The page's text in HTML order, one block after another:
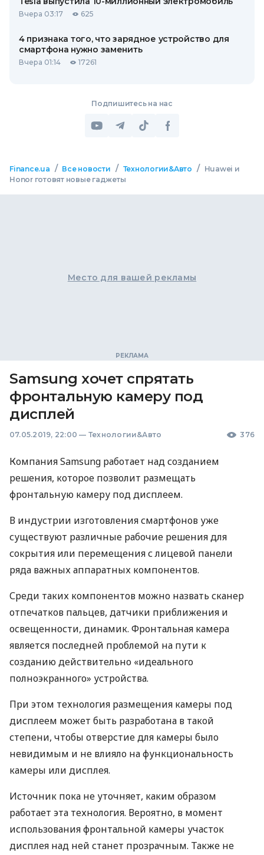
Вчера 03:17 625
4 признака того, что зарядное устройство для
смартфона нужно заменить
Вчера 01:14 17261
Подпишитесь на нас
Finance.ua / Все новости / Технологии&Авто /
Huawei и
Honor готовят новые гаджеты
Место для вашей рекламы
Samsung хочет спрятать
фронтальную камеру под
дисплей
07.05.2019, 22:00 — Технологии&Авто 376
Компания Samsung работает над созданием
решения, которое позволит размещать
фронтальную камеру под дисплеем.
В индустрии изготовления смартфонов уже
существуют различные рабочие решения для
сокрытия или перемещения с лицевой панели
ряда важных аппаратных компонентов.
Среди таких компонентов можно назвать сканер
отпечатков пальцев, датчики приближения и
освещенности, динамик. Фронтальная камера
является последней проблемой на пути к
созданию действительно «идеального
полноэкранного» устройства.
При этом технология размещения камеры под
дисплеем может быть разработана в такой
степени, чтобы отверстие для камеры было
невидимым и не влияло на функциональность
камеры или дисплея.
Источник пока не уточняет, каким образом
работает эта технология. Вероятно, в момент
использования фронтальной камеры участок
дисплея над ней станет прозрачным. Также не